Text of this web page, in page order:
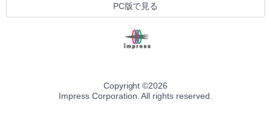
PC版で見る
Copyright ©2026
Impress Corporation. All rights reserved.